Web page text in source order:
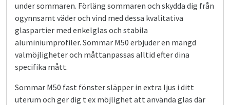
under sommaren. Förläng sommaren och skydda dig från
ogynnsamt väder och vind med dessa kvalitativa
glaspartier med enkelglas och stabila
aluminiumprofiler. Sommar M50 erbjuder en mängd
valmöjligheter och måttanpassas alltid efter dina
specifika mått.
Sommar M50 fast fönster släpper in extra ljus i ditt
uterum och ger dig t ex möjlighet att använda glas där